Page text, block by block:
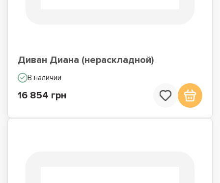
Диван Диана (нераскладной)
В наличии
16 854 грн